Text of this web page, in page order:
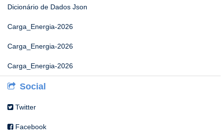
Dicionário de Dados Json
Carga_Energia-2026
Carga_Energia-2026
Carga_Energia-2026
Social
Twitter
Facebook